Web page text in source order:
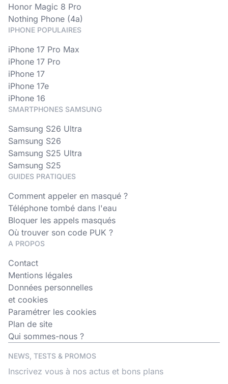
Honor Magic 8 Pro
Nothing Phone (4a)
IPHONE POPULAIRES
iPhone 17 Pro Max
iPhone 17 Pro
iPhone 17
iPhone 17e
iPhone 16
SMARTPHONES SAMSUNG
Samsung S26 Ultra
Samsung S26
Samsung S25 Ultra
Samsung S25
GUIDES PRATIQUES
Comment appeler en masqué ?
Téléphone tombé dans l'eau
Bloquer les appels masqués
Où trouver son code PUK ?
A PROPOS
Contact
Mentions légales
Données personnelles
et cookies
Paramétrer les cookies
Plan de site
Qui sommes-nous ?
NEWS, TESTS & PROMOS
Inscrivez vous à nos actus et bons plans